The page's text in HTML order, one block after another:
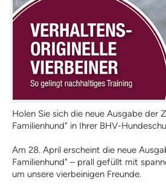
Weiterbildung
Hundetrainer als Beruf
IHK-Zertifikat
Anmeldung
Voraussetzungen
Leistungsnachweis
FAQ
Geschichte
Tiergestützte
Holen Sie sich die neue Ausgabe der
Familienhund" in Ihrer BHV-
Am 28. April erscheint die neue
Familienhund" – prall gefüllt mit
um unsere vierbeinigen Freunde.